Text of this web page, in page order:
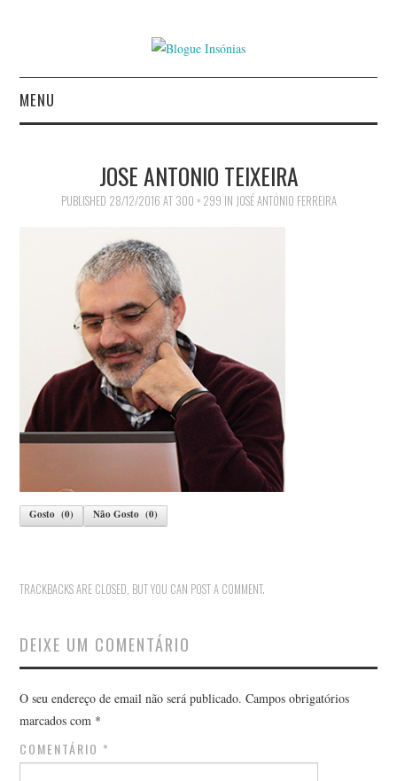
MENU
POLÍTICA DE
PRIVACIDADE
JOSE ANTONIO TEIXEIRA
PUBLISHED 28/12/2016 AT 300 × 299 IN JOSÉ ANTÓNIO FERREIRA
Gosto (0) Não Gosto (0)
TRACKBACKS ARE CLOSED, BUT YOU CAN POST A COMMENT.
DEIXE UM COMENTÁRIO
O seu endereço de email não será publicado. Campos obrigatórios
marcados com *
COMENTÁRIO *